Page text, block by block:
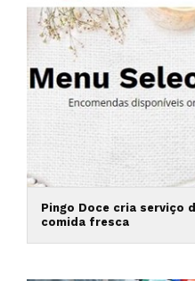
Pingo Doce cria serviço
comida fresca